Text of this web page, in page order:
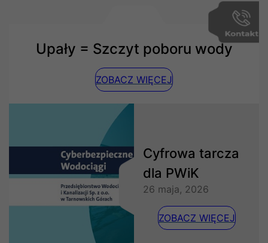
Upały = Szczyt poboru wody
ZOBACZ WIĘCEJ
Cyfrowa tarcza
dla PWiK
26 maja, 2026
ZOBACZ WIĘCEJ